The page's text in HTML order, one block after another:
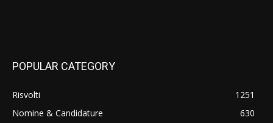
POPULAR CATEGORY
Risvolti
1251
Nomine & Candidature
630